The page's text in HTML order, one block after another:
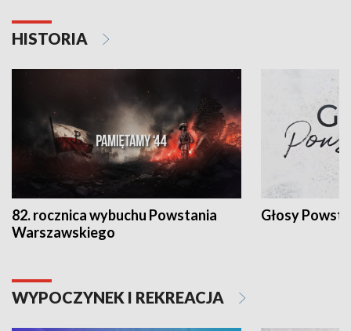
HISTORIA
82. rocznica wybuchu Powstania
Warszawskiego
Głosy
WYPOCZYNEK I REKREACJA